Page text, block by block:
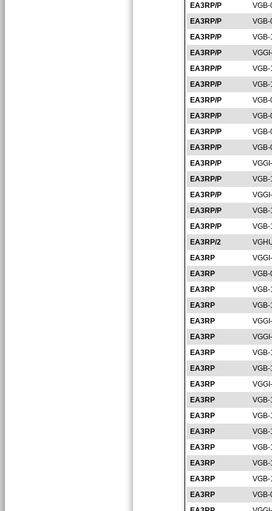
EA3RP/P
EA3RP/P
EA3RP/P
EA3RP/P
EA3RP/P
EA3RP/P
EA3RP/P
EA3RP/P
EA3RP/P
EA3RP/P
EA3RP/P
EA3RP/P
EA3RP/P
EA3RP/P
EA3RP/P
EA3RP/2
EA3RP
EA3RP
EA3RP
EA3RP
EA3RP
EA3RP
EA3RP
EA3RP
EA3RP
EA3RP
EA3RP
EA3RP
EA3RP
EA3RP
EA3RP
EA3RP